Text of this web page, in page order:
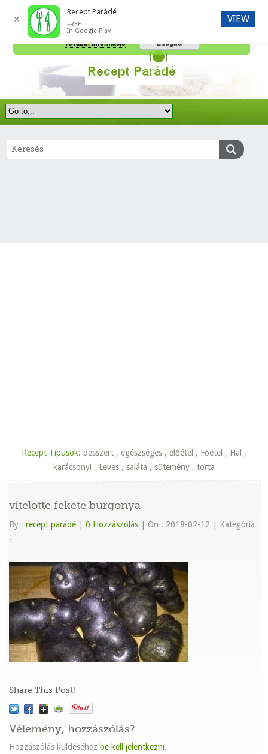
Recept Típusok: desszert , egészséges , előétel , Főétel , Hal ,
karácsonyi , Leves , saláta , sütemény , torta
vitelotte fekete burgonya
By :recept parádé 0 Hozzászólás On : 2018-02-12
Kategória
:
Share This Post!
Vélemény, hozzászólás?
Hozzászólás küldéséhez be kell jelentkezni.
A honlap további használatához a sütik használatát el kell fogadni.
További információ
Elfogad
✕
Recept Parádé
FREE
In Google Play
VIEW